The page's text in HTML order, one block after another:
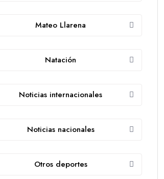
Mateo Llarena
Natación
Noticias internacionales
Noticias nacionales
Otros deportes